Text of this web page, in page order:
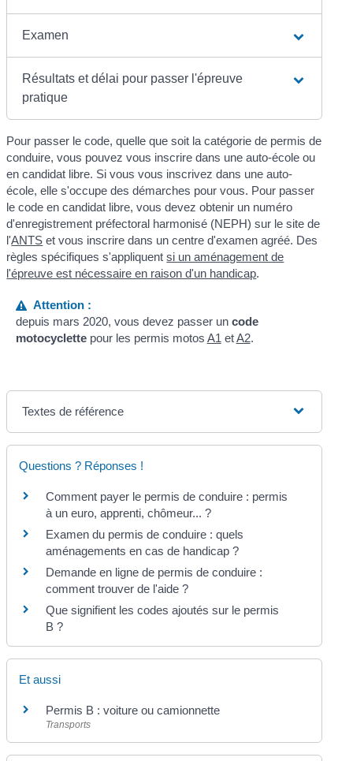
Examen
Résultats et délai pour passer l'épreuve
pratique
Pour passer le code, quelle que soit la catégorie de permis de
conduire, vous pouvez vous inscrire dans une auto-école ou
en candidat libre. Si vous vous inscrivez dans une auto-
école, elle s'occupe des démarches pour vous. Pour passer
le code en candidat libre, vous devez obtenir un numéro
d'enregistrement préfectoral harmonisé (NEPH) sur le site de
l'ANTS et vous inscrire dans un centre d'examen agréé. Des
règles spécifiques s'appliquentsi un aménagement de
l'épreuve est nécessaire en raison d'un handicap.
Attention :
depuis mars 2020, vous devez passer un code
motocyclettepour les permis motos A1 etA2.
Textes de référence
Questions ? Réponses !
Comment payer le permis de conduire : permis
à un euro, apprenti, chômeur... ?
Examen du permis de conduire : quels
aménagements en cas de handicap ?
Demande en ligne de permis de conduire :
comment trouver de l'aide ?
Que signifient les codes ajoutés sur le permis
B ?
Et aussi
Permis B : voiture ou camionnette
Transports